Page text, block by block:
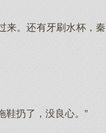
来。还有牙刷水杯，秦
鞋扔了，没良心。”